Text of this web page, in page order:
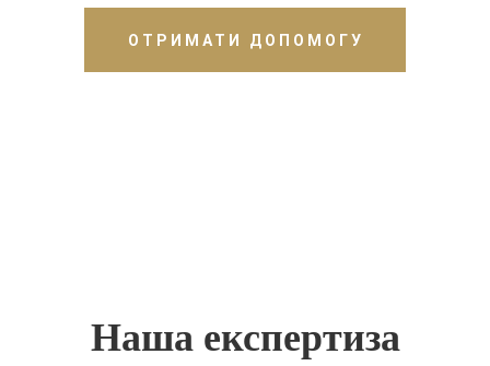
ОТРИМАТИ ДОПОМОГУ
Наша експертиза